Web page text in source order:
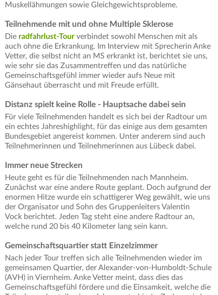
Muskellähmungen sowie Gleichgewichtsprobleme.
Teilnehmende mit und ohne Multiple Sklerose
Die radfahrlust-Tour verbindet sowohl Menschen mit als
auch ohne die Erkrankung. Im Interview mit Sprecherin Anke
Vetter, die selbst nicht an MS erkrankt ist, berichtet sie uns,
wie sehr sie das Zusammentreffen und das natürliche
Gemeinschaftsgefühl immer wieder aufs Neue mit
Gänsehaut überrascht und mit Freude erfüllt.
Distanz spielt keine Rolle - Hauptsache dabei sein
Für viele Teilnehmenden handelt es sich bei der Radtour um
ein echtes Jahreshighlight, für das einige aus dem gesamten
Bundesgebiet angereist kommen. Unter anderem sind auch
Teilnehmerinnen und Teilnehmerinnen aus Lübeck dabei.
Immer neue Strecken
Heute geht es für die Teilnehmenden nach Mannheim.
Zunächst war eine andere Route geplant. Doch aufgrund der
enormen Hitze wurde ein schattigerer Weg gewählt, wie uns
der Organisator und Sohn des Gruppenleiters Valentin
Vock berichtet. Jeden Tag steht eine andere Radtour an,
welche rund 20 bis 40 Kilometer lang sein kann.
Gemeinschaftsquartier statt Einzelzimmer
Nach jeder Tour treffen sich alle Teilnehmenden wieder im
gemeinsamen Quartier, der Alexander-von-Humboldt-Schule
(AVH) in Viernheim. Anke Vetter meint, dass dies das
Gemeinschaftsgefühl fördere und die Einsamkeit, welche die